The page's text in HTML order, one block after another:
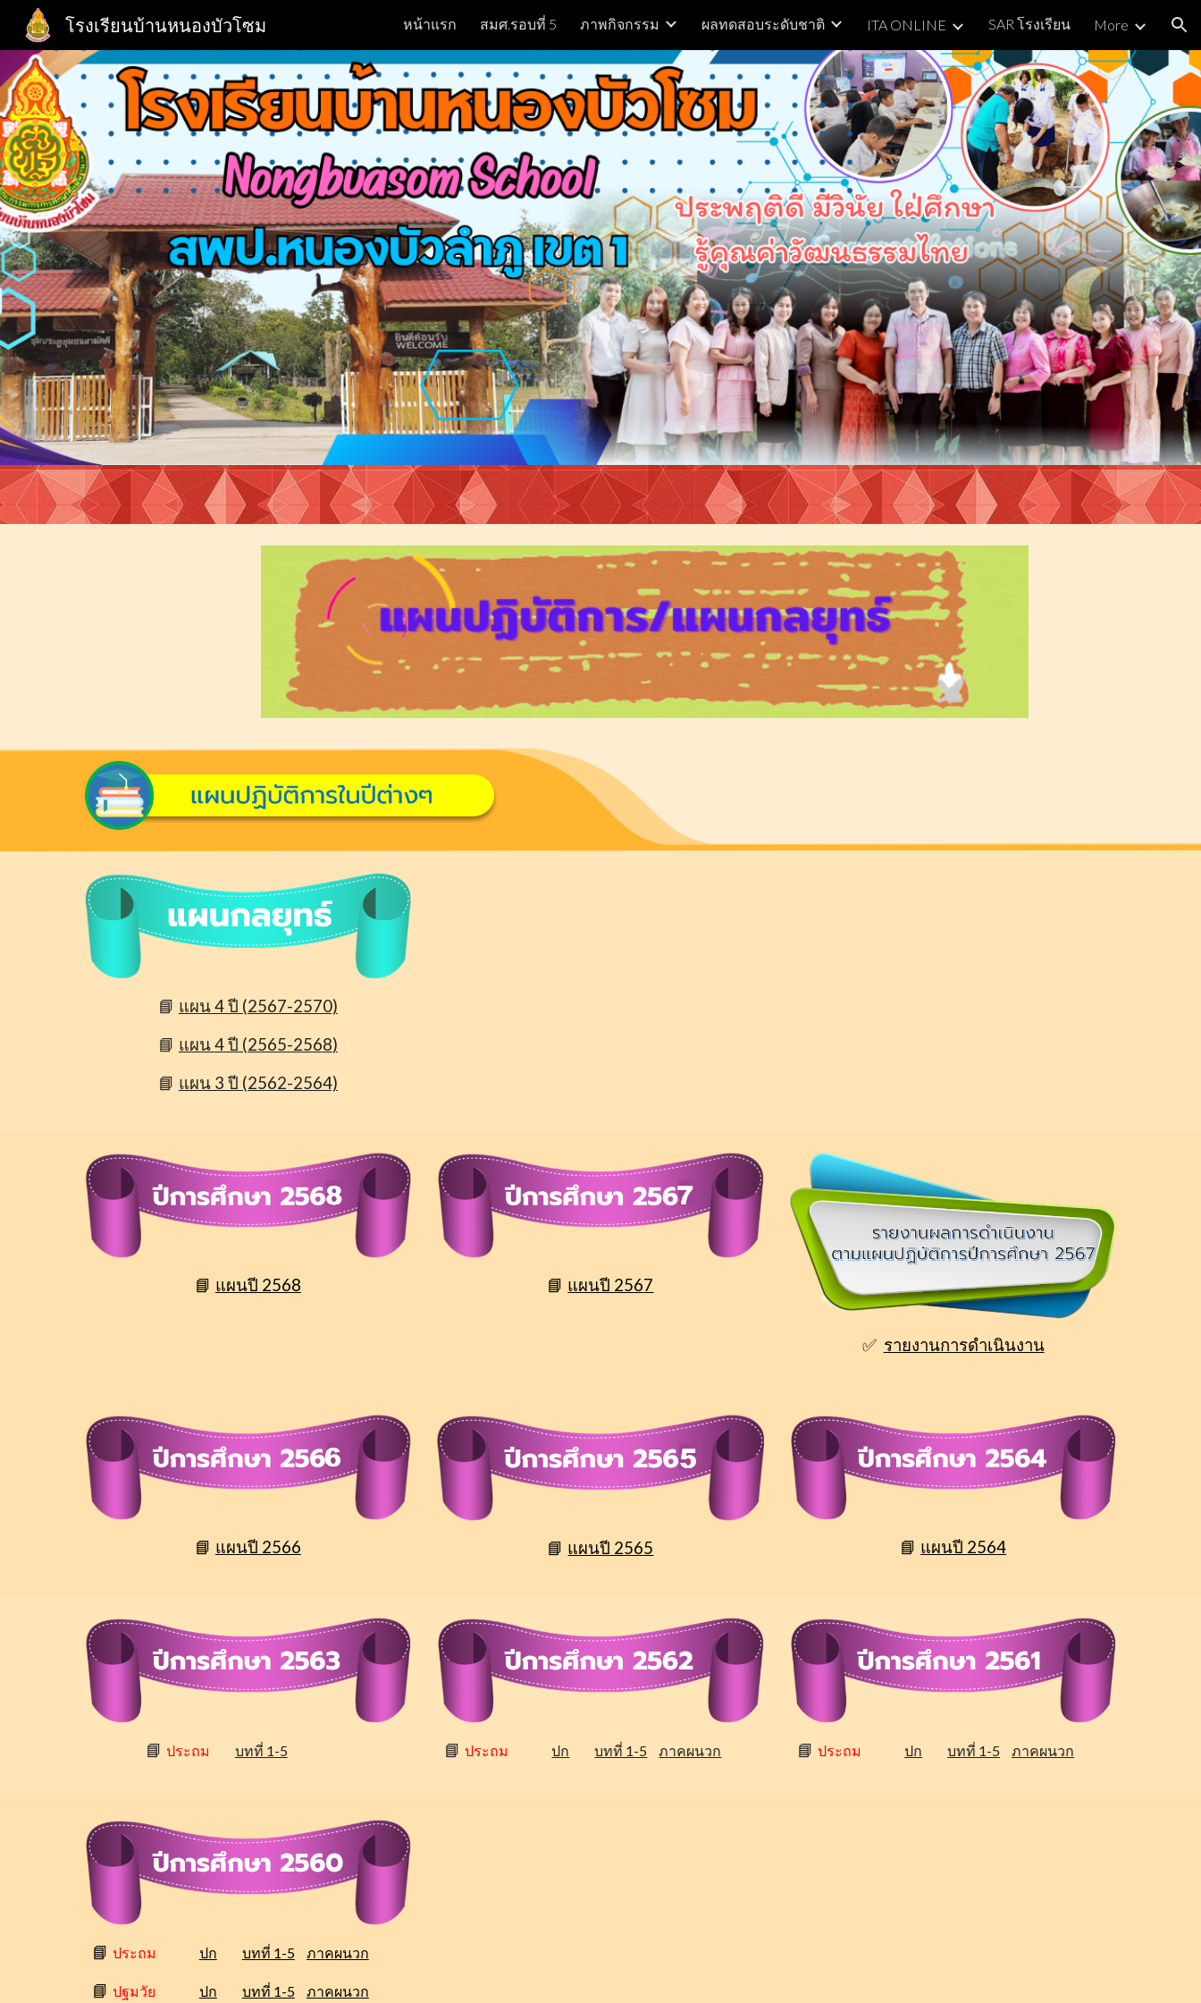
Skip to main content Skip to navigation
โรงเรียนบ้านหนองบัวโซม หน้าแรก สมศ.รอบที่ 5 ภาพกิจกรรม ผลทดสอบระดับชาติ ITA ONLINE SAR โรงเรียน More
📘 แผน 4 ปี (2567-2570)
📘 แผน4ปี (2565-2568)
📘 แผน 3 ปี (2562-2564)
📘 แผนปี 2568 📘 แผนปี 2567
✅ รายงานการดำเนินงาน
📘 แผนปี 2566 📘 แผนปี 2565 📘 แผนปี 2564
📘 ประถม บทที่ 1-5 📘ประถม ปก บทที่ 1-5 ภาคผนวก 📘ประถม ปก บทที่ 1-5 ภาคผนวก
📘 ประถม ปก บทที่ 1-5 ภาคผนวก
📘 ปฐมวัย ปก บทที่ 1-5 ภาคผนวก